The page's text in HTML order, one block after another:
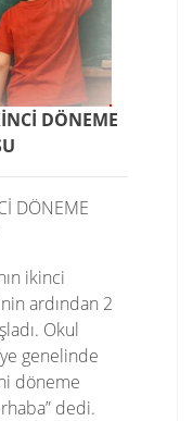
DÖNEME
DÖNEME
ikinci
ardından 2
Okul
genelinde
döneme
dedi.